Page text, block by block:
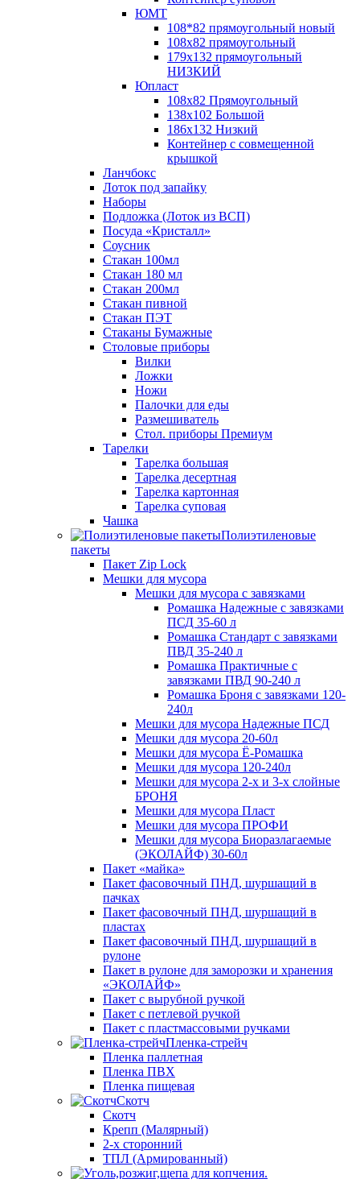
ЮМТ
108*82 прямоугольный новый
108х82 прямоугольный
179х132 прямоугольный
НИЗКИЙ
Юпласт
108х82 Прямоугольный
138х102 Большой
186х132 Низкий
Контейнер с совмещенной
крышкой
Ланчбокс
Лоток под запайку
Наборы
Подложка (Лоток из ВСП)
Посуда «Кристалл»
Соусник
Стакан 100мл
Стакан 180 мл
Стакан 200мл
Стакан пивной
Стакан ПЭТ
Стаканы Бумажные
Столовые приборы
Вилки
Ложки
Ножи
Палочки для еды
Размешиватель
Стол. приборы Премиум
Тарелки
Тарелка большая
Тарелка десертная
Тарелка картонная
Тарелка суповая
Чашка
Полиэтиленовые
пакеты
Пакет Zip Lock
Мешки для мусора
Мешки для мусора с завязками
Ромашка Надежные с завязками
ПСД 35-60 л
Ромашка Стандарт с завязками
ПВД 35-240 л
Ромашка Практичные с
завязками ПВД 90-240 л
Ромашка Броня с завязками 120-
240л
Мешки для мусора Надежные ПСД
Мешки для мусора 20-60л
Мешки для мусора Ё-Ромашка
Мешки для мусора 120-240л
Мешки для мусора 2-х и 3-х слойные
БРОНЯ
Мешки для мусора Пласт
Мешки для мусора ПРОФИ
Мешки для мусора Биоразлагаемые
(ЭКОЛАЙФ) 30-60л
Пакет «майка»
Пакет фасовочный ПНД, шуршащий в
пачках
Пакет фасовочный ПНД, шуршащий в
пластах
Пакет фасовочный ПНД, шуршащий в
рулоне
Пакет в рулоне для заморозки и хранения
«ЭКОЛАЙФ»
Пакет с вырубной ручкой
Пакет с петлевой ручкой
Пакет с пластмассовыми ручками
Пленка-стрейч
Пленка паллетная
Пленка ПВХ
Пленка пищевая
Скотч
Скотч
Крепп (Малярный)
2-х сторонний
ТПЛ (Армированный)